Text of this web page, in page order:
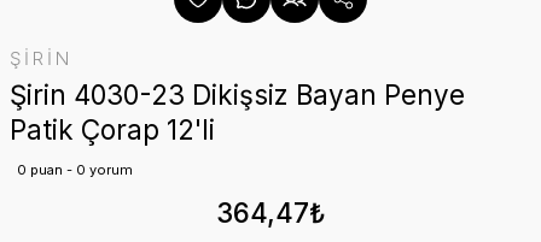
ŞİRİN
Şirin 4030-23 Dikişsiz Bayan Penye
Patik Çorap 12'li
0 puan - 0 yorum
364,47₺